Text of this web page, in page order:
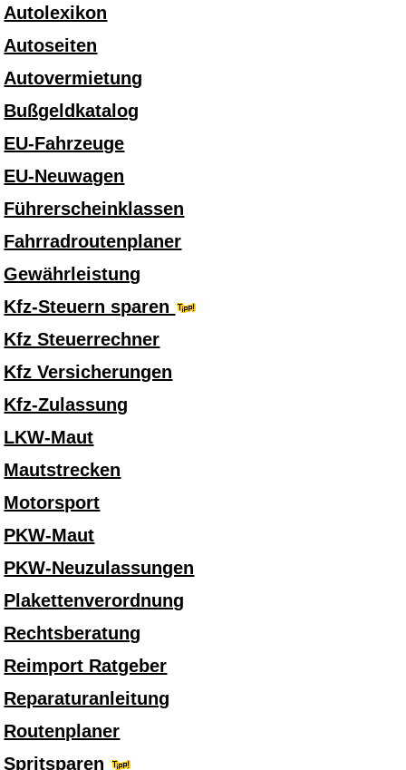
Autolexikon
Autoseiten
Autovermietung
Bußgeldkatalog
EU-Fahrzeuge
EU-Neuwagen
Führerscheinklassen
Fahrradroutenplaner
Gewährleistung
Kfz-Steuern sparen
Kfz Steuerrechner
Kfz Versicherungen
Kfz-Zulassung
LKW-Maut
Mautstrecken
Motorsport
PKW-Maut
PKW-Neuzulassungen
Plakettenverordnung
Rechtsberatung
Reimport Ratgeber
Reparaturanleitung
Routenplaner
Spritsparen